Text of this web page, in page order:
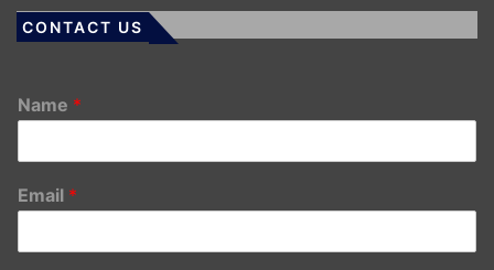
CONTACT US
Name *
Email *